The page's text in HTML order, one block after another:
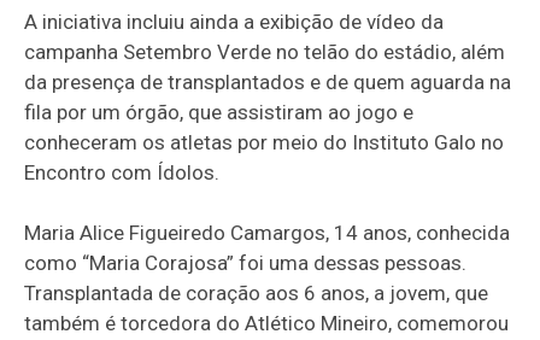
A iniciativa incluiu ainda a exibição de vídeo da
campanha Setembro Verde no telão do estádio, além
da presença de transplantados e de quem aguarda na
fila por um órgão, que assistiram ao jogo e
conheceram os atletas por meio do Instituto Galo no
Encontro com Ídolos.
Maria Alice Figueiredo Camargos, 14 anos, conhecida
como “Maria Corajosa” foi uma dessas pessoas.
Transplantada de coração aos 6 anos, a jovem, que
também é torcedora do Atlético Mineiro, comemorou